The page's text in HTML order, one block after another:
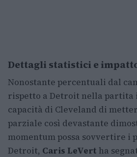
Dettagli statistici e
Nonostante percentuali dal
rispetto a Detroit nella partita
capacità di Cleveland di
parziale così devastante
momentum possa sovvertire i
Detroit, Caris LeVert ha